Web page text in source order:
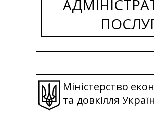
Міністерство
та довкілля